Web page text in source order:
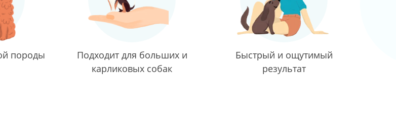
Подходит для больших и
карликовых собак
породы
Быстрый и ощутимый
результат